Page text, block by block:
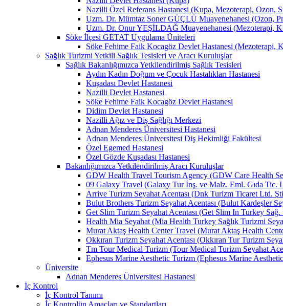
Nazilli Özel Referans Hastanesi (Kupa, Mezoterapi, Ozon,
Uzm. Dr. Mümtaz Soner GÜÇLÜ Muayenehanesi (Ozon,
Uzm. Dr. Onur YEŞİLDAĞ Muayenehanesi (Mezoterapi,
Söke İlçesi GETAT Uygulama Üniteleri
Söke Fehime Faik Kocagöz Devlet Hastanesi (Mezoterapi,
Sağlık Turizmi Yetkili Sağlık Tesisleri ve Aracı Kuruluşlar
Sağlık Bakanlığımızca Yetkilendirilmiş Sağlık Tesisleri
Aydın Kadın Doğum ve Çocuk Hastalıkları Hastanesi
Kuşadası Devlet Hastanesi
Nazilli Devlet Hastanesi
Söke Fehime Faik Kocagöz Devlet Hastanesi
Didim Devlet Hastanesi
Nazilli Ağız ve Diş Sağlığı Merkezi
Adnan Menderes Üniversitesi Hastanesi
Adnan Menderes Üniversitesi Diş Hekimliği Fakültesi
Özel Egemed Hastanesi
Özel Gözde Kuşadası Hastanesi
Bakanlığımızca Yetkilendirilmiş Aracı Kuruluşlar
GDW Health Travel Tourism Agency (GDW Care Health
09 Galaxy Travel (Galaxy Tur İnş. ve Malz. Eml. Gıda Tic.
Arrive Turizm Seyahat Acentası (Dnk Turizm Ticaret Ltd.
Bulut Brothers Turizm Seyahat Acentası (Bulut Kardeşler
Get Slim Turizm Seyahat Acentası (Get Slim In Turkey
Health Mia Seyahat (Mia Health Turkey Sağlık Turizmi
Murat Aktaş Health Center Travel (Murat Aktaş Health
Okkıran Turizm Seyahat Acentası (Okkıran Tur Turizm
Tm Tour Medical Turizm (Tour Medical Turizm Seyahat
Ephesus Marine Aesthetic Turizm (Ephesus Marine
Üniversite
Adnan Menderes Üniversitesi Hastanesi
İç Kontrol
İç Kontrol Tanımı
İç Kontrolün Amaçları ve Standartları